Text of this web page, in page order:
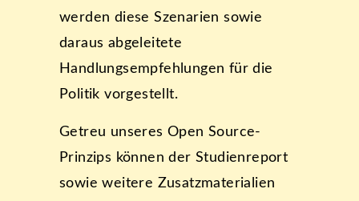
werden diese Szenarien sowie
daraus abgeleitete
Handlungsempfehlungen für die
Politik vorgestellt.
Getreu unseres Open Source-
Prinzips können der Studienreport
sowie weitere Zusatzmaterialien